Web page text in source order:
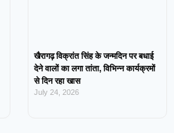
खैरागढ़ विक्रांत सिंह के जन्मदिन पर बधाई
देने वालों का लगा तांता, विभिन्न कार्यक्रमों
से दिन रहा खास
July 24, 2026